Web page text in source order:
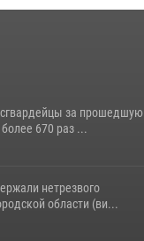
за прошедшую
670 раз ...
нетрезвого
области (ви...